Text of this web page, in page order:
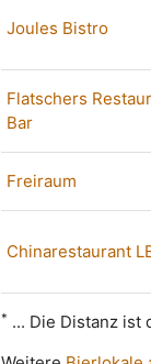
Joules Bistro
Flatschers
Bar
Freiraum
Chinarestaurant
* ... Die Distanz ist